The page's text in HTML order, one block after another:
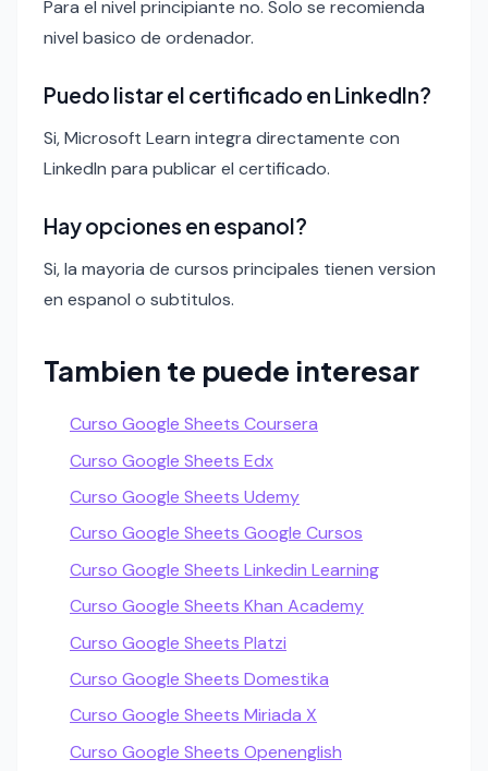
Para el nivel principiante no. Solo se recomienda
nivel basico de ordenador.
Puedo listar el certificado en LinkedIn?
Si, Microsoft Learn integra directamente con
LinkedIn para publicar el certificado.
Hay opciones en espanol?
Si, la mayoria de cursos principales tienen version
en espanol o subtitulos.
Tambien te puede interesar
Curso Google Sheets Coursera
Curso Google Sheets Edx
Curso Google Sheets Udemy
Curso Google Sheets Google Cursos
Curso Google Sheets Linkedin Learning
Curso Google Sheets Khan Academy
Curso Google Sheets Platzi
Curso Google Sheets Domestika
Curso Google Sheets Miriada X
Curso Google Sheets Openenglish